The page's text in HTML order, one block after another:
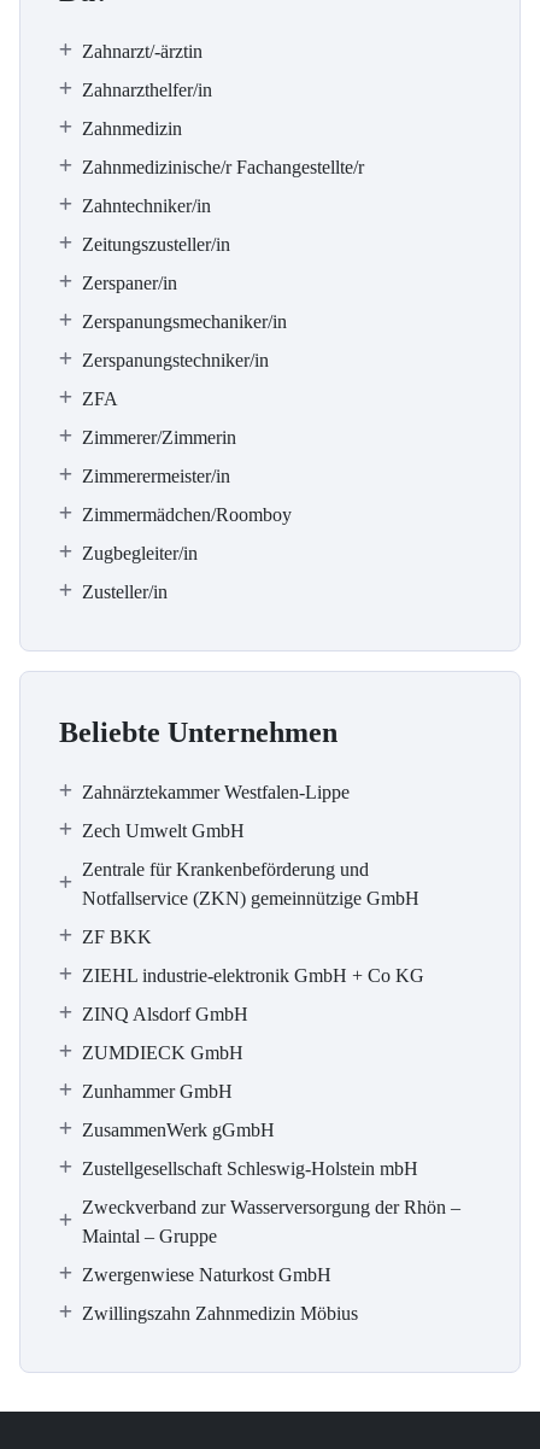
Zahnarzt/-ärztin
Zahnarzthelfer/in
Zahnmedizin
Zahnmedizinische/r Fachangestellte/r
Zahntechniker/in
Zeitungszusteller/in
Zerspaner/in
Zerspanungsmechaniker/in
Zerspanungstechniker/in
ZFA
Zimmerer/Zimmerin
Zimmerermeister/in
Zimmermädchen/Roomboy
Zugbegleiter/in
Zusteller/in
Beliebte Unternehmen
Zahnärztekammer Westfalen-Lippe
Zech Umwelt GmbH
Zentrale für Krankenbeförderung und
Notfallservice (ZKN) gemeinnützige GmbH
ZF BKK
ZIEHL industrie-elektronik GmbH + Co KG
ZINQ Alsdorf GmbH
ZUMDIECK GmbH
Zunhammer GmbH
ZusammenWerk gGmbH
Zustellgesellschaft Schleswig-Holstein mbH
Zweckverband zur Wasserversorgung der Rhön –
Maintal – Gruppe
Zwergenwiese Naturkost GmbH
Zwillingszahn Zahnmedizin Möbius